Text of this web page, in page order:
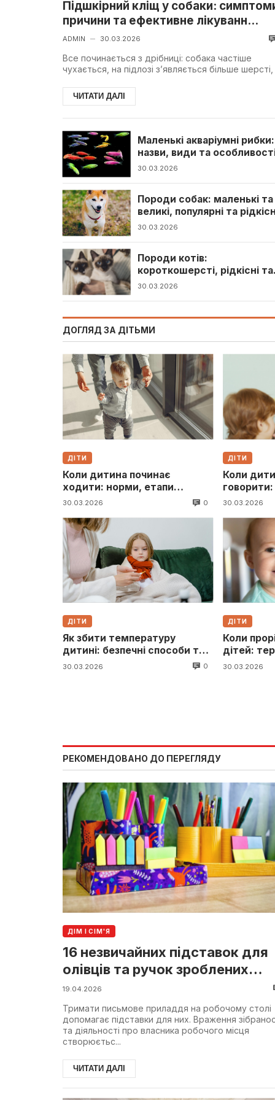
Підшкірний кліщ у собаки:
причини та ефективне лікуванн...
ADMIN — 30.03.2026
Все починається з дрібниці: собака частіше
чухається, на підлозі з’являється більше
випадк...
ЧИТАТИ ДАЛІ
Маленькі акваріумні рибки:
назви, види та
утримання
30.03.2026
Породи собак: маленькі та
великі, популярні та
види
30.03.2026
Породи котів:
короткошерсті, рідкісні та
популярні домашні
30.03.2026
ДОГЛЯД ЗА ДІТЬМИ
ДІТИ
Коли дитина починає
ходити: норми, етапи
розвитку та поради батькам
30.03.2026 0
ДІТИ
Коли
мовлення
30.03.2026
ДІТИ
Як збити температуру
дитині: безпечні способи та
поради
30.03.2026 0
ДІТИ
Коли
дітей:
симптоми
30.03.2026
РЕКОМЕНДОВАНО ДО ПЕРЕГЛЯДУ
ДІМ І СІМ'Я
16 незвичайних підставок для
олівців та ручок зроблених
своїми руками
19.04.2026
Тримати письмове приладдя на робочому столі
допомагає підставки для них. Враження
та діяльності про власника робочого місця
створюєтьс...
ЧИТАТИ ДАЛІ